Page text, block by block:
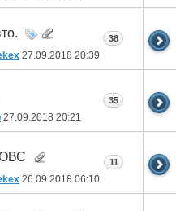
27.09.2018 20:39
38
27.09.2018 20:21
35
26.09.2018 06:10
11